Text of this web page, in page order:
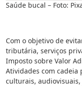
Saúde bucal – Foto:
Com o objetivo de
tributária, serviços
Imposto sobre Valor
Atividades com cadeia
culturais,